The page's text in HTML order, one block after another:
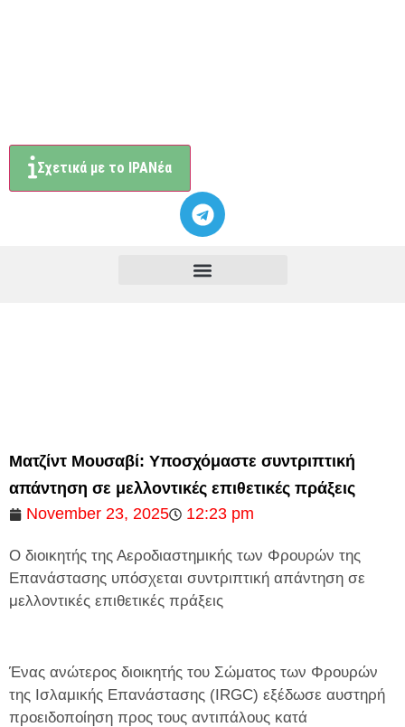
Σχετικά με το ΙΡΑΝέα
Ματζίντ Μουσαβί: Υποσχόμαστε συντριπτική
απάντηση σε μελλοντικές επιθετικές πράξεις
November 23, 2025
12:23 pm
Ο διοικητής της Αεροδιαστημικής των Φρουρών της
Επανάστασης υπόσχεται συντριπτική απάντηση σε
μελλοντικές επιθετικές πράξεις
Ένας ανώτερος διοικητής του Σώματος των Φρουρών
της Ισλαμικής Επανάστασης (IRGC) εξέδωσε αυστηρή
προειδοποίηση προς τους αντιπάλους κατά